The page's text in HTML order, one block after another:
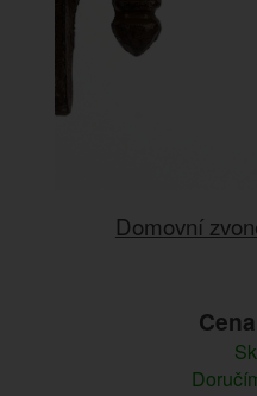
Domovní